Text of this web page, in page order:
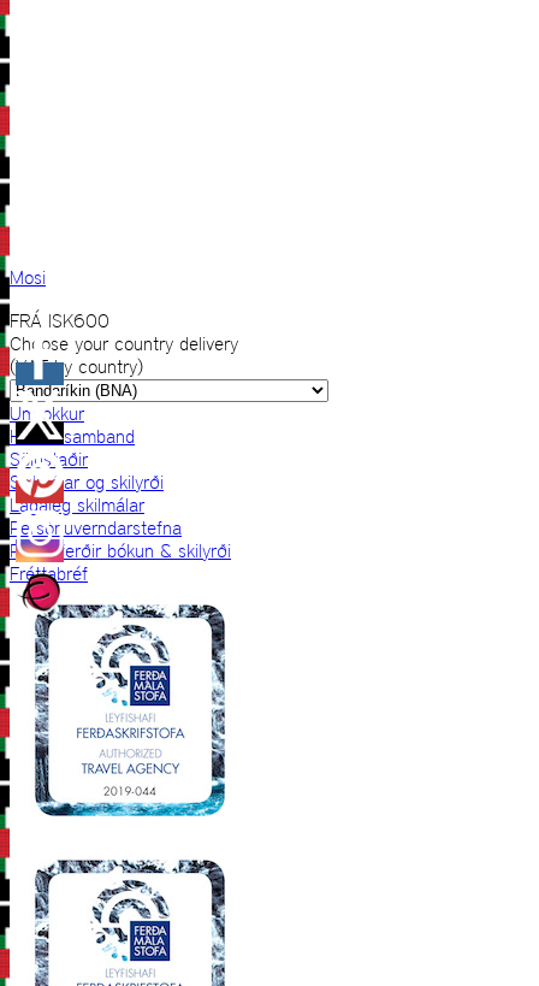
Mosi
FRÁ ISK600
Choose your country delivery
(VAT by country)
Um okkur
Hafðu samband
Sölustaðir
Skilmálar og skilyrði
Lagaleg skilmálar
Persónuverndarstefna
Prjónaferðir bókun & skilyrði
Fréttabréf